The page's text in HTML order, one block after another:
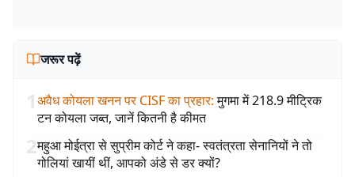
जरूर पढ़ें
1अवैध कोयला खनन पर CISF का प्रहार: मुगमा में 218.9 मीट्रिक
टन कोयला जब्त, जानें कितनी है कीमत
2महुआ मोईत्रा से सुप्रीम कोर्ट ने कहा- स्वतंत्रता सेनानियों ने तो
गोलियां खायीं थीं, आपको अंडे से डर क्यों?